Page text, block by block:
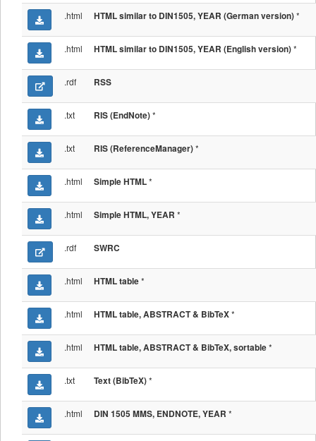
.html HTML similar to DIN1505, YEAR (German version)*
.html HTML similar to DIN1505, YEAR (English version)*
.rdf RSS
.txt RIS (EndNote)*
.txt RIS (ReferenceManager)*
.html Simple HTML*
.html Simple HTML, YEAR *
.rdf SWRC
.html HTML table*
.html HTML table, ABSTRACT & BibTeX*
.html HTML table, ABSTRACT & BibTeX, sortable*
.txt Text (BibTeX)*
.html DIN 1505 MMS, ENDNOTE, YEAR *